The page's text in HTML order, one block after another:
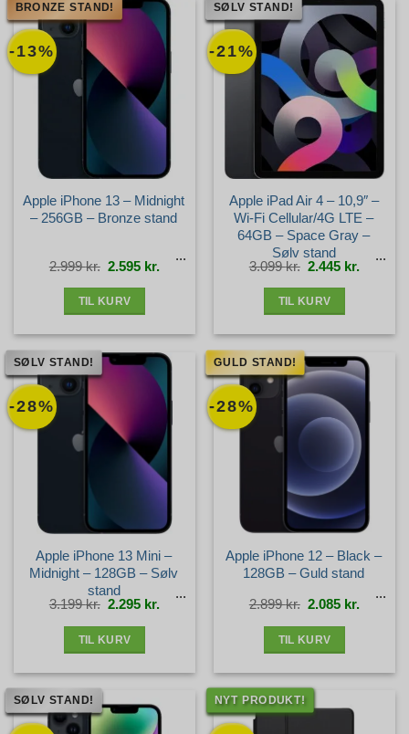
-13%
BRONZE STAND!
Apple iPhone 13 – Midnight
– 256GB – Bronze stand
2.999kr. Den
oprindelige
pris
2.595 kr. Den
aktuelle
pris
TIL KURV
-21%
SØLV STAND!
Apple iPad Air 4 – 10,9″ –
Wi-Fi Cellular/4G LTE –
64GB – Space Gray –
Sølv stand
3.099kr. Den
oprindelige
pris
2.445 kr. Den
aktuelle
pris
TIL KURV
-28%
SØLV STAND!
Apple iPhone 13 Mini –
Midnight – 128GB – Sølv
stand
3.199kr. Den
oprindelige
pris
2.295 kr. Den
aktuelle
pris
TIL KURV
-28%
GULD STAND!
Apple iPhone 12 – Black –
128GB – Guld stand
2.899kr. Den
oprindelige
pris
2.085 kr. Den
aktuelle
pris
TIL KURV
SØLV STAND! NYT PRODUKT!